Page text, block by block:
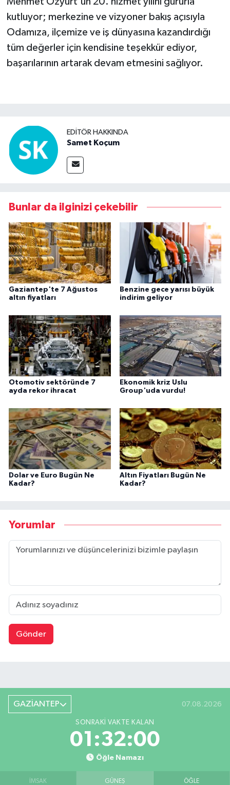
kutluyor; merkezine ve vizyoner bakış açısıyla
Odamıza, ilçemize ve iş dünyasına kazandırdığı
tüm değerler için kendisine teşekkür ediyor,
başarılarının artarak devam etmesini sağlıyor.
EDITÖR HAKKINDA
Samet Koçum
Bunlar da ilginizi çekebilir
Gaziantep'te 7 Ağustos
altın fiyatları
Benzine gece yarısı büyük
indirim geliyor
Otomotiv sektöründe 7
ayda rekor ihracat
Ekonomik kriz Uslu
Group'uda vurdu!
Dolar ve Euro Bugün Ne
Kadar?
Altın Fiyatları Bugün Ne
Kadar?
Yorumlar
Gönder
GAZİANTEP 07.08.2026
SONRAKI VAKTE KALAN
01:31:59
Öğle Namazı
İMSAK GÜNEŞ ÖĞLE